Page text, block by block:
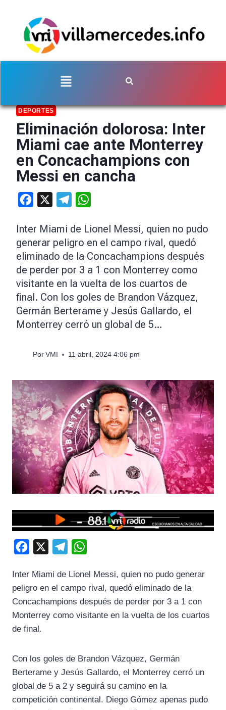
DEPORTES
Eliminación dolorosa: Inter
Miami cae ante Monterrey
en Concachampions con
Messi en cancha
Facebook Telegram
Inter Miami de Lionel Messi, quien no pudo
generar peligro en el campo rival, quedó
eliminado de la Concachampions después
de perder por 3 a 1 con Monterrey como
visitante en la vuelta de los cuartos de
final. Con los goles de Brandon Vázquez,
Germán Berterame y Jesús Gallardo, el
Monterrey cerró un global de 5…
Por VMI 11 abril, 2024 4:06 pm
c
e
b
l
e
g
a
s
Inter Miami de Lionel Messi, quien no pudo generar
peligro en el campo rival, quedó eliminado de la
Concachampions después de perder por 3 a 1 con
Monterrey como visitante en la vuelta de los cuartos
de final.
Con los goles de Brandon Vázquez, Germán
Berterame y Jesús Gallardo, el Monterrey cerró un
global de 5 a 2 y seguirá su camino en la
competición continental. Diego Gómez apenas pudo